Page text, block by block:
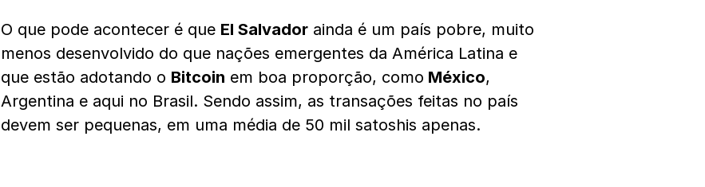
O que pode acontecer é que El Salvador ainda é um país pobre, muito
menos desenvolvido do que nações emergentes da América Latina e
que estão adotando o Bitcoin em boa proporção, como México,
Argentina e aqui no Brasil. Sendo assim, as transações feitas no país
devem ser pequenas, em uma média de 50 mil satoshis apenas.